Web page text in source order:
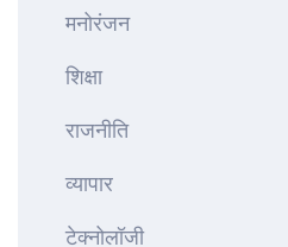
मनोरंजन
शिक्षा
राजनीति
व्यापार
टेक्नोलॉजी